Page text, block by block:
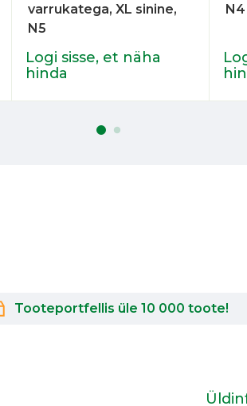
varrukatega, XL sinine,
N5
Logi sisse, et näha
hinda
N4
Tooteportfellis üle 10 000 toote!